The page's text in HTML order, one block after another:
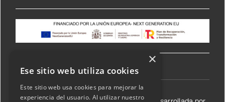
×
Ese sitio web utiliza cookies
Este sitio web usa cookies para mejorar la
experiencia del usuario. Al utilizar nuestro